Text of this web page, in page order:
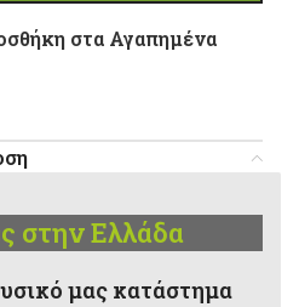
στα Αγαπημένα
στην Ελλάδα
μας κατάστημα